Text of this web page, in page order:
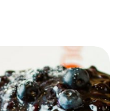
のご褒美旅。」
。』